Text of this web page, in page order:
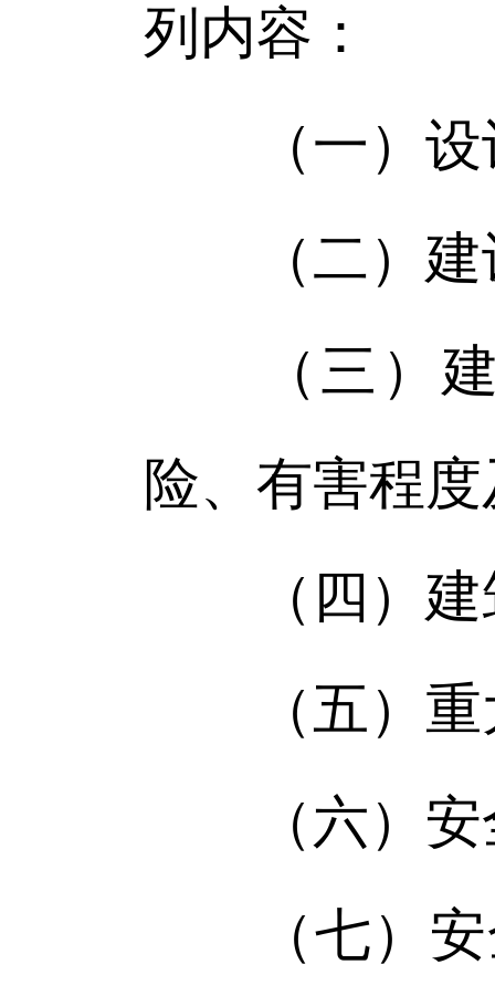
列内容：
（一）设
（二）建
（三）建
险、有害程
（四）建
（五）重
（六）安
（七）安